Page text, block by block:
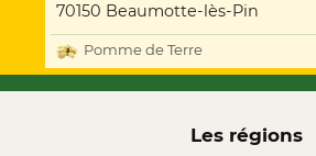
70150 Beaumotte-lès-Pin
Pomme de Terre
Les régions